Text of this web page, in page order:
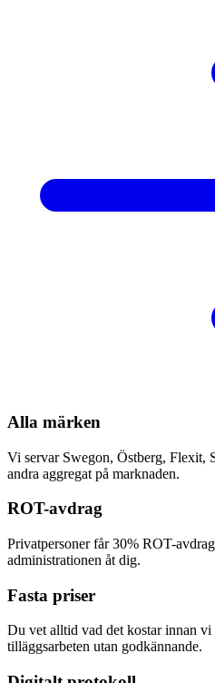
Alla märken
Vi servar Swegon, Östberg, Flexit,
andra aggregat på marknaden.
ROT-avdrag
Privatpersoner får 30% ROT-
administrationen åt dig.
Fasta priser
Du vet alltid vad det kostar innan
tilläggsarbeten utan godkännande.